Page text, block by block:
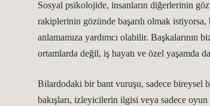
Sosyal psikolojide, insanların diğerlerinin
rakiplerinin gözünde başarılı olmak
anlamamıza yardımcı olabilir. Başkalarının
ortamlarda değil, iş hayatı ve özel yaşamda
Bilardodaki bir bant vuruşu, sadece bireysel
bakışları, izleyicilerin ilgisi veya sadece oyun